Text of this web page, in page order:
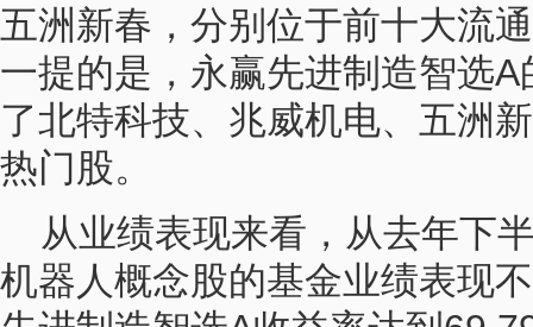
五洲新春，分别位于前十大流
一提的是，永赢先进制造智选
了北特科技、兆威机电、五洲
热门股。
从业绩表现来看，从去年下
机器人概念股的基金业绩表现